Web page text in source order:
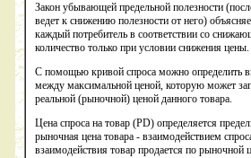
Закон убывающей предельной полезности
ведет к снижению полезности от него)
каждый потребитель в соответствии со
количество только при условии снижения цены.
С помощью кривой спроса можно определить
между максимальной ценой, которую может
реальной (рыночной) ценой данного товара.
Цена спроса на товар (РD) определяется
рыночная цена товара - взаимодействием
взаимодействия товар продается по рыночной